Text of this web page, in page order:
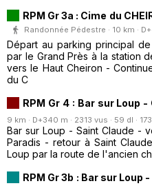
RPM Gr 3a : Cime du
Randonnée Pédestre · 10 km ·
Départ au parking principal
par le Grand Près à la station
vers le Haut Cheiron -
du C
RPM Gr 4 : Bar sur Loup -
9 km · D+340 m · 2313 vus · 59 dl ·
Bar sur Loup - Saint Claude -
Paradis - retour à Saint
Loup par la route de l'ancien
RPM Gr 3b : Bar sur Loup